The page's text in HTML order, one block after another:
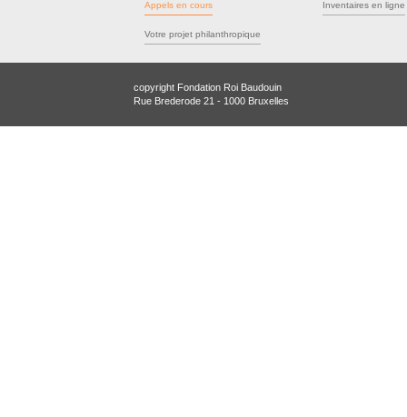
Appels en cours
Votre projet philanthropique
Inventaires en ligne
copyright Fondation Roi Baudouin
Rue Brederode 21 - 1000 Bruxelles